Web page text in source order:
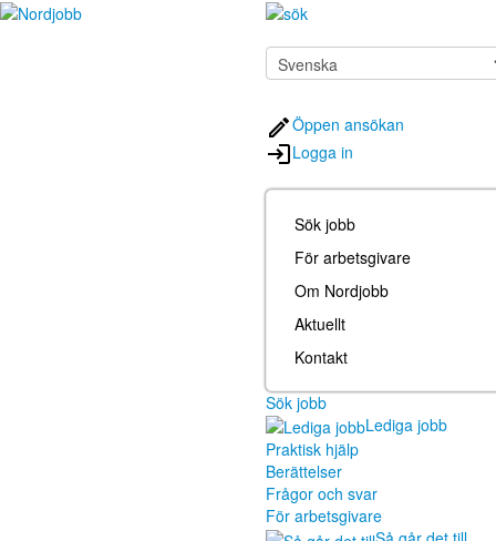
Öppen ansökan
Logga in
Sök jobb
För arbetsgivare
Om Nordjobb
Aktuellt
Kontakt
Sök jobb
Lediga jobb
Praktisk hjälp
Berättelser
Frågor och svar
För arbetsgivare